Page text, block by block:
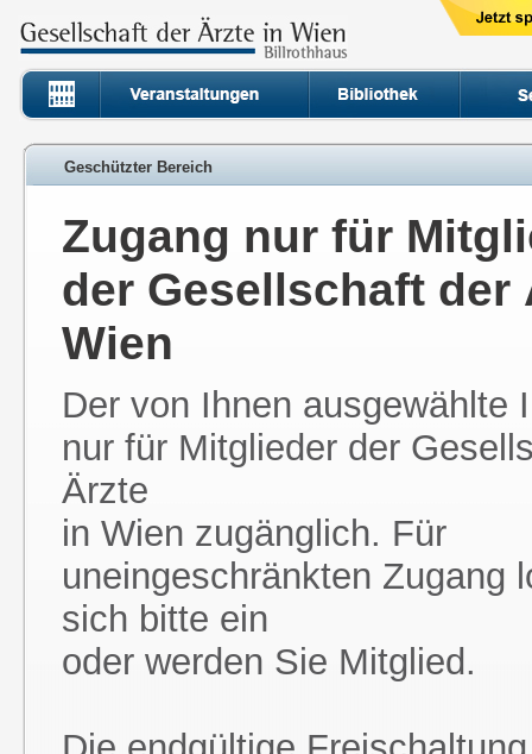
Geschützter Bereich
Zugang nur für
der Gesellschaft der
Wien
Der von Ihnen ausgewählte
nur für Mitglieder der
Ärzte
in Wien zugänglich. Für
uneingeschränkten Zugang
sich bitte ein
oder werden Sie Mitglied.